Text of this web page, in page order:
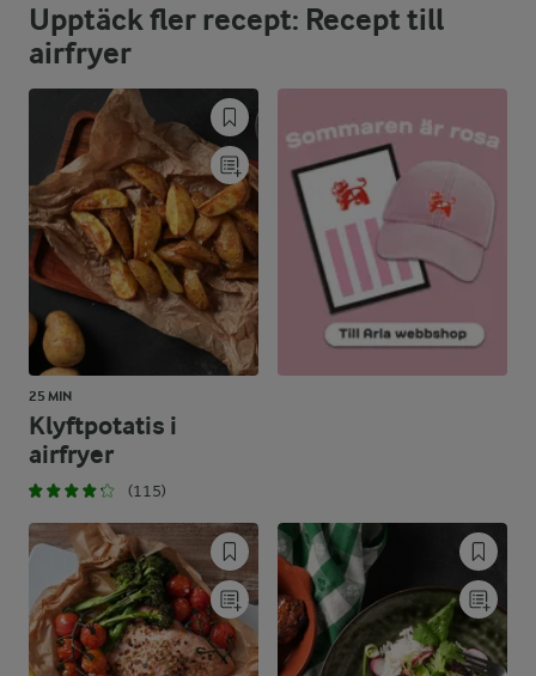
Fett:
44,6 %
43,4 g
Kolhydrater:
32,5 %
68,6 g
Upptäck fler recept: Recept till
airfryer
25 MIN
Klyftpotatis i
airfryer
(115)